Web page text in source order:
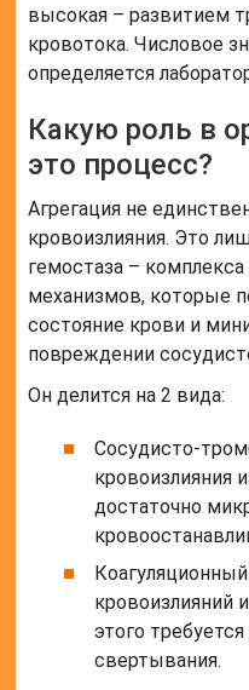
высокая – развитием
кровотока. Числовое
определяется
Какую роль в
это процесс?
Агрегация не
кровоизлияния. Это
гемостаза –
механизмов, которые
состояние крови и
повреждении
Он делится на 2 вида:
Сосудисто-
кровоизлияния
достаточно
кровоизлияний
этого
свертывания.